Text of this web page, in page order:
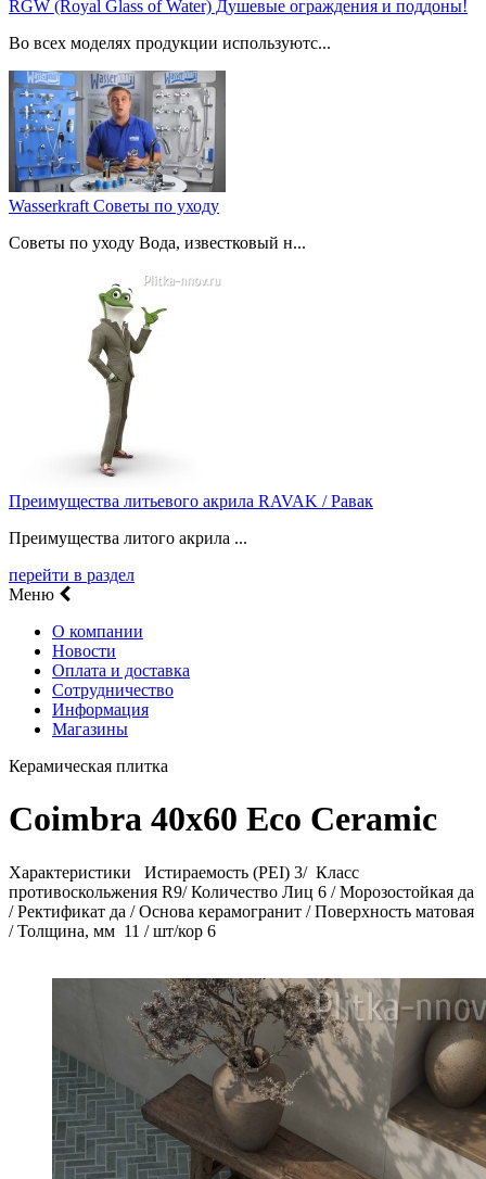
RGW (Royal Glass of Water) Душевые ограждения и поддоны!
Во всех моделях продукции используютс...
Wasserkraft Советы по уходу
Советы по уходу Вода, известковый н...
Преимущества литьевого акрила RAVAK / Равак
Преимущества литого акрила ...
перейти в раздел
Меню
О компании
Новости
Оплата и доставка
Сотрудничество
Информация
Магазины
Керамическая плитка
Coimbra 40х60 Eco Ceramic
Характеристики Истираемость (PEI) 3/ Класс
противоскольжения R9/ Количество Лиц 6 / Морозостойкая да
/ Ректификат да / Основа керамогранит / Поверхность матовая
/ Толщина, мм 11 / шт/кор 6